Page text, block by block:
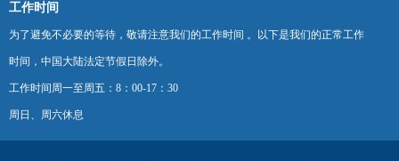
工作时间
为了避免不必要的等待，敬请注意我们的工作时间 。以下是我们的正常工作
时间，中国大陆法定节假日除外。
工作时间周一至周五：8：00-17：30
周日、周六休息